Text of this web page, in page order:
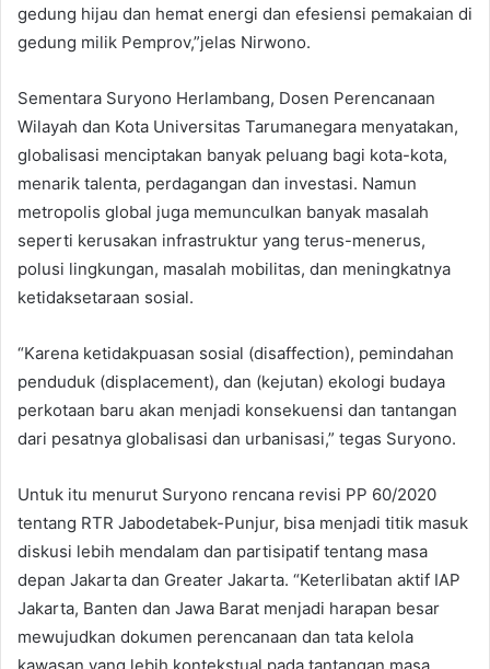
gedung hijau dan hemat energi dan efesiensi pemakaian di
gedung milik Pemprov,”jelas Nirwono.
Sementara Suryono Herlambang, Dosen Perencanaan
Wilayah dan Kota Universitas Tarumanegara menyatakan,
globalisasi menciptakan banyak peluang bagi kota-kota,
menarik talenta, perdagangan dan investasi. Namun
metropolis global juga memunculkan banyak masalah
seperti kerusakan infrastruktur yang terus-menerus,
polusi lingkungan, masalah mobilitas, dan meningkatnya
ketidaksetaraan sosial.
“Karena ketidakpuasan sosial (disaffection), pemindahan
penduduk (displacement), dan (kejutan) ekologi budaya
perkotaan baru akan menjadi konsekuensi dan tantangan
dari pesatnya globalisasi dan urbanisasi,” tegas Suryono.
Untuk itu menurut Suryono rencana revisi PP 60/2020
tentang RTR Jabodetabek-Punjur, bisa menjadi titik masuk
diskusi lebih mendalam dan partisipatif tentang masa
depan Jakarta dan Greater Jakarta. “Keterlibatan aktif IAP
Jakarta, Banten dan Jawa Barat menjadi harapan besar
mewujudkan dokumen perencanaan dan tata kelola